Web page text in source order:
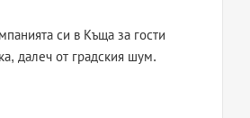
си в Къща за гости
далеч от градския шум.